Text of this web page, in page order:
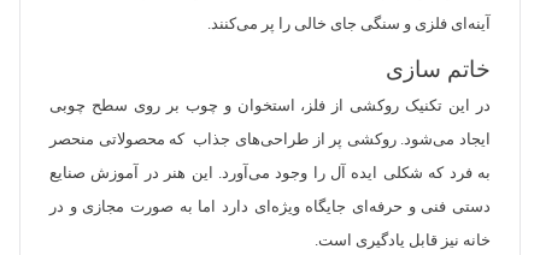
آینه‌ای فلزی و سنگی جای خالی را پر می‌کنند.
خاتم سازی
در این تکنیک روکشی از فلز، استخوان و چوب بر روی سطح چوبی
ایجاد می‌شود. روکشی پر از طراحی‌های جذاب که محصولاتی منحصر
به فرد که شکلی ایده آل را وجود می‌آورد. این هنر در آموزش صنایع
دستی فنی و حرفه‌ای جایگاه ویژه‌ای دارد اما به صورت مجازی و در
خانه نیز قابل یادگیری است.